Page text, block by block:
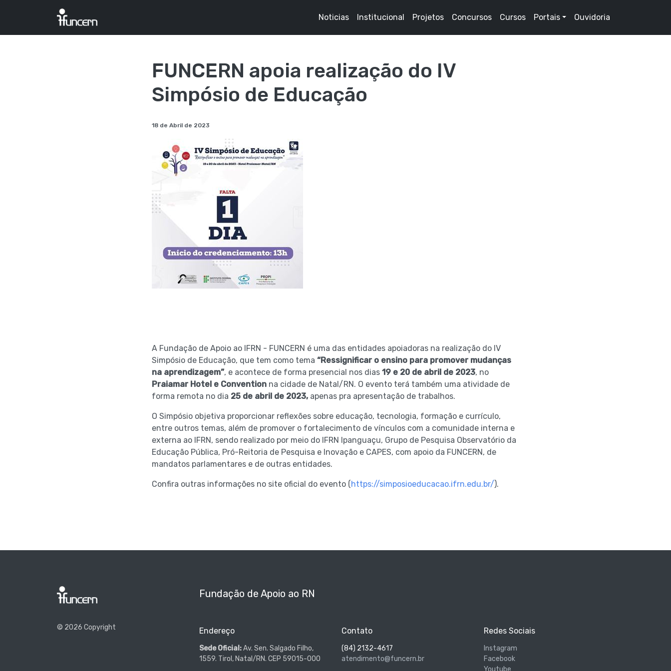
Noticias Institucional Projetos Concursos Cursos Portais Ouvidoria
FUNCERN apoia realização do IV
Simpósio de Educação
18 de Abril de 2023
A Fundação de Apoio ao IFRN - FUNCERN é uma das entidades apoiadoras na realização do IV
Simpósio de Educação, que tem como tema “Ressignificar o ensino para promover mudanças
na aprendizagem”, e acontece de forma presencial nos dias 19 e 20 de abril de 2023, no
Praiamar Hotel e Convention na cidade de Natal/RN. O evento terá também uma atividade de
forma remota no dia 25 de abril de 2023, apenas pra apresentação de trabalhos.
O Simpósio objetiva proporcionar reflexões sobre educação, tecnologia, formação e currículo,
entre outros temas, além de promover o fortalecimento de vínculos com a comunidade interna e
externa ao IFRN, sendo realizado por meio do IFRN Ipanguaçu, Grupo de Pesquisa Observatório da
Educação Pública, Pró-Reitoria de Pesquisa e Inovação e CAPES, com apoio da FUNCERN, de
mandatos parlamentares e de outras entidades.
Confira outras informações no site oficial do evento (https://simposioeducacao.ifrn.edu.br/).
© 2026 Copyright
Fundação de Apoio ao RN
Endereço
Sede Oficial:Av. Sen. Salgado Filho,
1559. Tirol, Natal/RN. CEP 59015-000
Contato
(84) 2132-4617
atendimento@funcern.br
Redes Sociais
Instagram
Facebook
Youtube